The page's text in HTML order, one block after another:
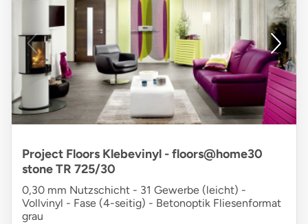
Project Floors Klebevinyl - floors@home30
stone TR 725/30
0,30 mm Nutzschicht - 31 Gewerbe (leicht) -
Vollvinyl - Fase (4-seitig) - Betonoptik Fliesenformat
grau